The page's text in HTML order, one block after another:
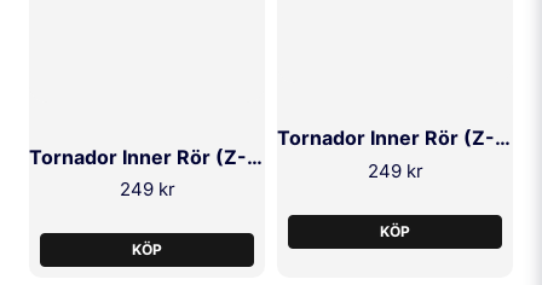
Tornador Inner Rör (Z-010, S, RS)
249 kr
KÖP
Tornador Inner Rör (Z-020, S, RS)
249 kr
KÖP